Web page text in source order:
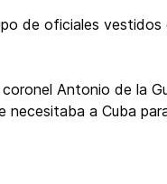
de oficiales
Antonio de la
necesitaba a Cuba